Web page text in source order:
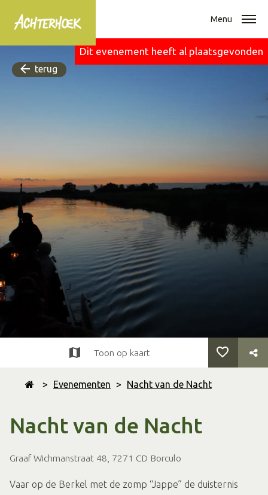
Menu
Dit evenement heeft al plaatsgevonden
terug
> Evenementen > Nacht van de Nacht
Nacht van de Nacht
Graaf Wichmanstraat 48, 7271 CD Borculo
Toon op kaart
Vaar op de Berkel met de zomp “Jappe” de duisternis